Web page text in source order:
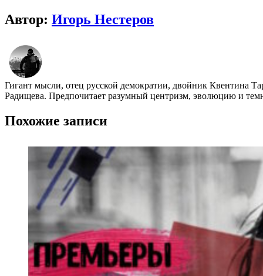
Автор: Игорь Нестеров
Гигант мысли, отец русской демократии, двойник Квентина
Радищева. Предпочитает разумный центризм, эволюцию и
Похожие записи